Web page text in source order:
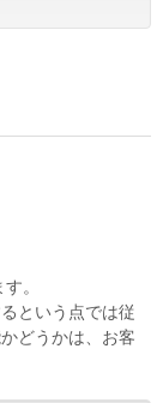
。
という点では従
どうかは、お客